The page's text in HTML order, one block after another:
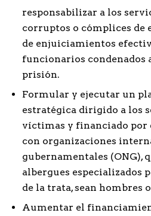
responsabilizar a los
corruptos o cómplices de
de enjuiciamientos
funcionarios condenados
prisión.
Formular y ejecutar un
estratégica dirigido a los
víctimas y financiado por
con organizaciones
gubernamentales (ONG),
albergues especializados
de la trata, sean hombres
Aumentar el